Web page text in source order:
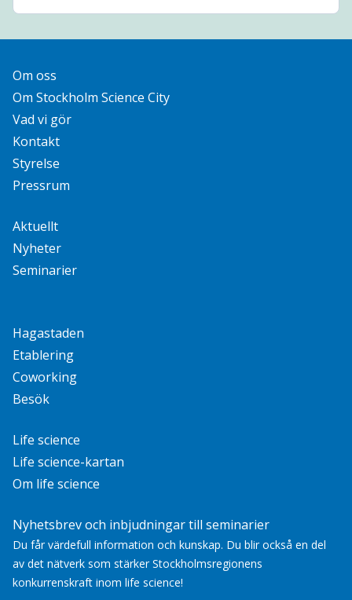
Om oss
Om Stockholm Science City
Vad vi gör
Kontakt
Styrelse
Pressrum
Aktuellt
Nyheter
Seminarier
Hagastaden
Etablering
Coworking
Besök
Life science
Life science-kartan
Om life science
Nyhetsbrev och inbjudningar till seminarier
Du får värdefull information och kunskap. Du blir också en del
av det nätverk som stärker Stockholmsregionens
konkurrenskraft inom life science!